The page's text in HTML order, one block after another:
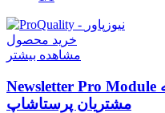
خرید محصول
مشاهده بیشتر
Newsletter Pro Module ماژول پیشرفته ارسال ایمیل به
مشتریان پرستاشاپ